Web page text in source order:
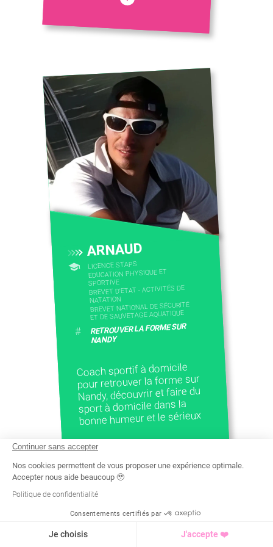
ARNAUD
LICENCE STAPS
EDUCATION PHYSIQUE ET
SPORTIVE
BREVET D'ETAT - ACTIVITÉS DE
NATATION
BREVET NATIONAL DE SÉCURITÉ
ET DE SAUVETAGE AQUATIQUE
# RETROUVER LA FORME SUR
NANDY
Coach sportif à domicile
pour retrouver la forme sur
Nandy, découvrir et faire du
sport à domicile dans la
bonne humeur et le sérieux
Continuer sans accepter
Nos cookies permettent de vous proposer une expérience optimale.
Accepter nous aide beaucoup 🥹
Politique de confidentialité
Consentements certifiés par
Je choisis J'accepte ❤️